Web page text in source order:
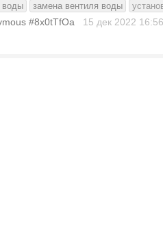
воды замена вентиля воды
#8x0tTfOa 15 дек 2022 16:56